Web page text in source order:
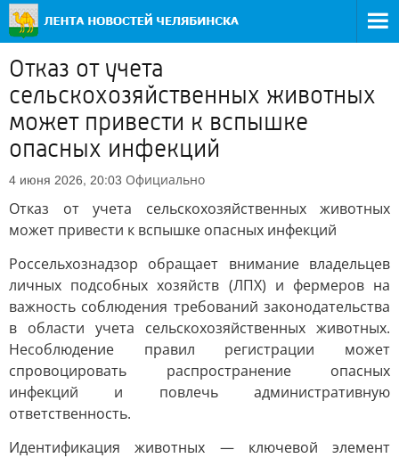
Отказ от учета
сельскохозяйственных животных
может привести к вспышке
опасных инфекций
4 июня 2026, 20:03 Официально
Отказ от учета сельскохозяйственных животных
может привести к вспышке опасных инфекций
Россельхознадзор обращает внимание владельцев
личных подсобных хозяйств (ЛПХ) и фермеров на
важность соблюдения требований законодательства
в области учета сельскохозяйственных животных.
Несоблюдение правил регистрации может
спровоцировать распространение опасных
инфекций и повлечь административную
ответственность.
Идентификация животных — ключевой элемент